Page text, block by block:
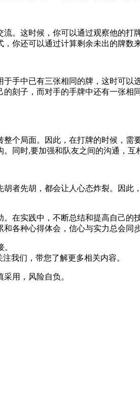
。这时候，你可以通过观察他的
你还可以通过计算剩余未出的牌数
手中已有三张相同的牌，这时可
刻子，而对手的手牌中还有一张
个局面。因此，在打牌的时候，
同时,要加强和队友之间的沟通，互
者先胡，都会让人心态炸裂。因
在实践中，不断总结和提高自己
各种心得体会，信心与实力总会同
我们，带您了解更多相关内容。
用，风险自负。